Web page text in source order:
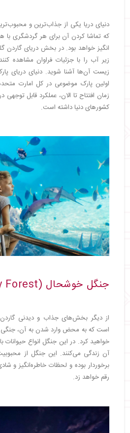
دنیای دریا یکی از جذاب‌ترین و
که تماشا کردن آن برای هر گردشگری
انگیز خواهد بود. در بخش دریای گاردن
زیر آب را با جزئیات فراوان مشاهده
زیست آن‌ها آشنا شوید. دنیای دریای
اولین پارک موضوعی در کل امارت
زمان افتتاح تا الان، عملکرد قابل
کشورهای دنیا داشته است.
جنگل خوشحال (Happy Forest)
از دیگر بخش‌های جذاب و دیدنی
است که به محض وارد شدن به آن، جنگی
خواهید کرد. در این جنگل انواع
آن زندگی می‌کنند. این جنگل از
برخوردار بوده و لحظات خاطره‌انگیز و
رقم خواهد زد.